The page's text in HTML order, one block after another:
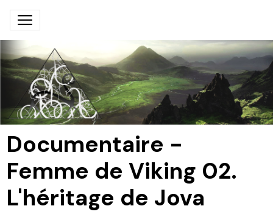
Documentaire -
Femme de Viking 02.
L'héritage de Jova